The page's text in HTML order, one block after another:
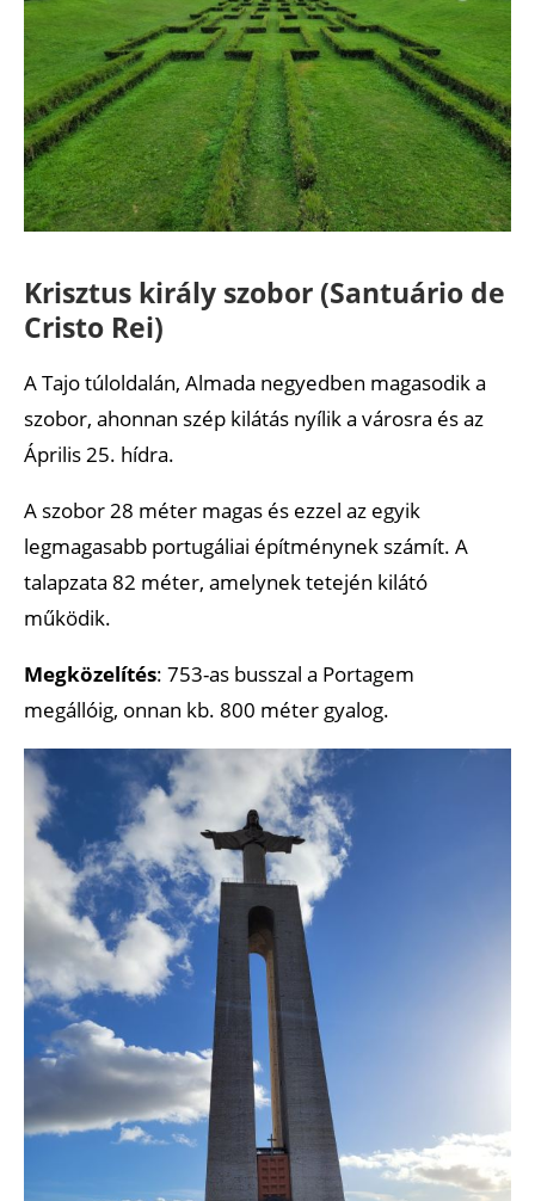
Krisztus király szobor (Santuário de
Cristo Rei)
A Tajo túloldalán, Almada negyedben magasodik a
szobor, ahonnan szép kilátás nyílik a városra és az
Április 25. hídra.
A szobor 28 méter magas és ezzel az egyik
legmagasabb portugáliai építménynek számít. A
talapzata 82 méter, amelynek tetején kilátó
működik.
Megközelítés: 753-as busszal a Portagem
megállóig, onnan kb. 800 méter gyalog.